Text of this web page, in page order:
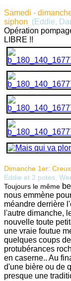
Samedi -
siphon (Eddie,
Opération
LIBRE !!
Dimanche 1er:
Eddie et 2 potes,
Toujours le même
nous emmène
méandre derrière
l'autre dimanche,
nouvelle toute
une vraie foutue
quelques coups
protubérances
en caserne.. Au
d'une bière ou de
presque une